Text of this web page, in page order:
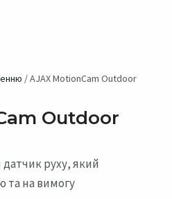
/ AJAX MotionCam Outdoor
Outdoor
руху, який
та на вимогу